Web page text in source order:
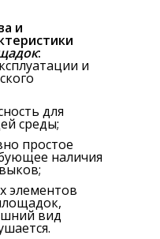
и
:
и
для
среды;
простое
наличия
элементов
вид